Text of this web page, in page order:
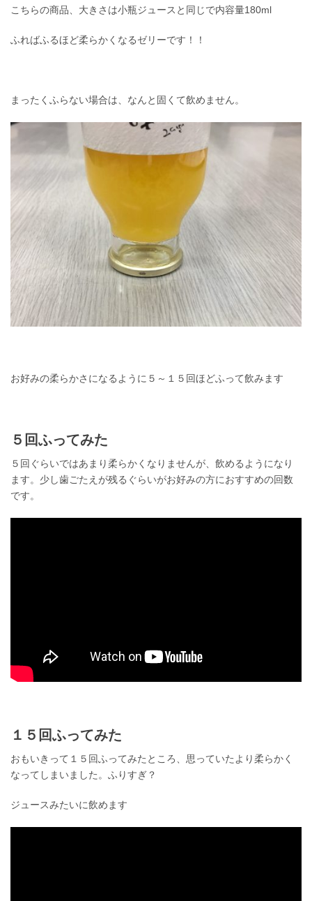
こちらの商品、大きさは小瓶ジュースと同じで内容量180ml
ふればふるほど柔らかくなるゼリーです！！
まったくふらない場合は、なんと固くて飲めません。
お好みの柔らかさになるように５～１５回ほどふって飲みます
５回ふってみた
５回ぐらいではあまり柔らかくなりませんが、飲めるようになり
ます。少し歯ごたえが残るぐらいがお好みの方におすすめの回数
です。
１５回ふってみた
おもいきって１５回ふってみたところ、思っていたより柔らかく
なってしまいました。ふりすぎ？
ジュースみたいに飲めます